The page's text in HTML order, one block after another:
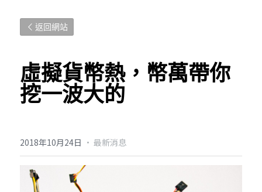
返回網站
虛擬貨幣熱，幣萬帶你
挖一波大的
2018年10月24日 · 最新消息